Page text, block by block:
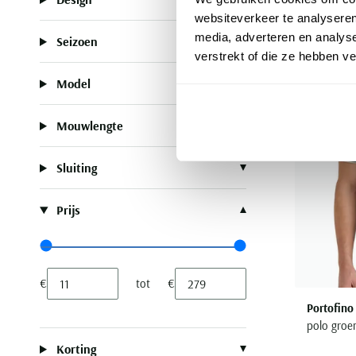
websiteverkeer te
media, adverteren en
verstrekt of die ze hebben
Seizoen
Model
Mouwlengte
Sluiting
Prijs
Range slider min value
Range slider max value
Minimum value input
€ tot
Maximum value input
€
Korting
Portofino
polo